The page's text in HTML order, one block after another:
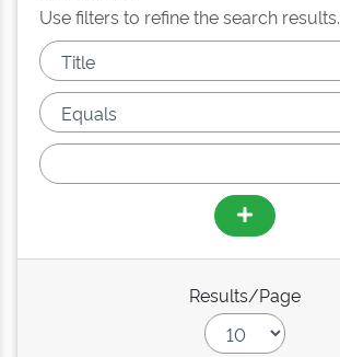
Use filters to refine the search results.
Results/Page